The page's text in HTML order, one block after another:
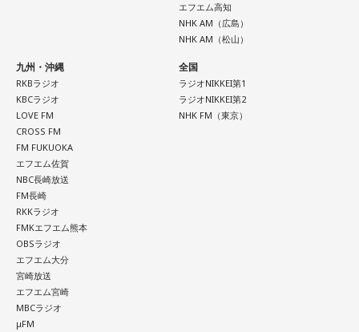
と、ややシュールな話も飛び出しました。続いて、吉田アナ
が今後の展望を質問したところ、予想外の答えが返ってきま
した。
吉田アナウンサー
：最終的に目指しているのは、例えばおば
あちゃんを自動化して、「亡くなったおばあちゃんがどう言
うか」といったことが分かる……ようなことですか？
狩野先生：いや、おばあちゃんというよりも、僕は自分を自
動化したいです。とりあえず自分のコピーが欲しくないです
か？
椎木さん：なんで?! 変態！
思わず椎木さんから本音が出ましたが、狩野先生によると
エフエム高知
NHK AM（広島）
NHK AM（松山）
九州・沖縄
RKBラジオ
KBCラジオ
LOVE FM
CROSS FM
FM FUKUOKA
エフエム佐賀
NBC長崎放送
FM長崎
RKKラジオ
FMKエフエム熊本
OBSラジオ
エフエム大分
宮崎放送
エフエム宮崎
MBCラジオ
μFM
全国
ラジオNIKKEI第1
ラジオNIKKEI第2
NHK FM（東京）